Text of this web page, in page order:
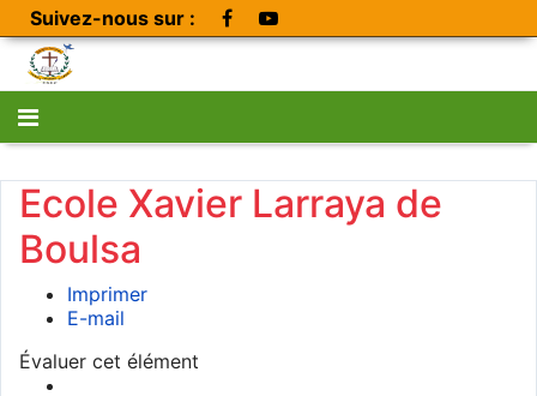
Suivez-nous sur :
Ecole Xavier Larraya de
Boulsa
Imprimer
E-mail
Évaluer cet élément